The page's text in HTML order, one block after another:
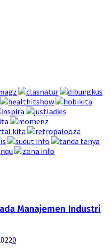
Manajemen Industri
0